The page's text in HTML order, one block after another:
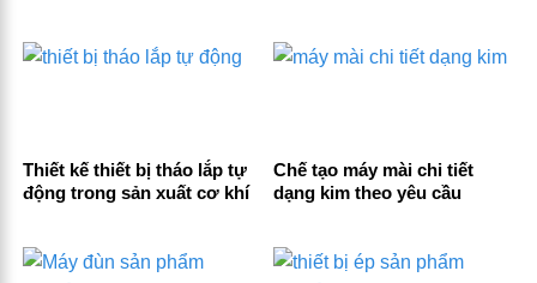
Thiết kế thiết bị tháo lắp tự
động trong sản xuất cơ khí
Chế tạo máy mài chi tiết
dạng kim theo yêu cầu